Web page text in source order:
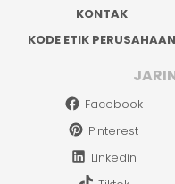
KONTAK
KODE ETIK PERUSAHAAN
Facebook
Pinterest
Linkedin